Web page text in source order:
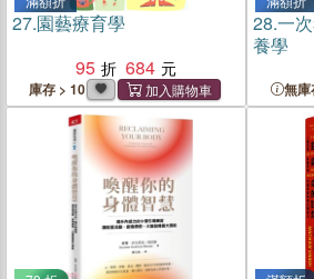
27.園藝療育學
95
684
庫存 > 10
28.一
養學
無庫